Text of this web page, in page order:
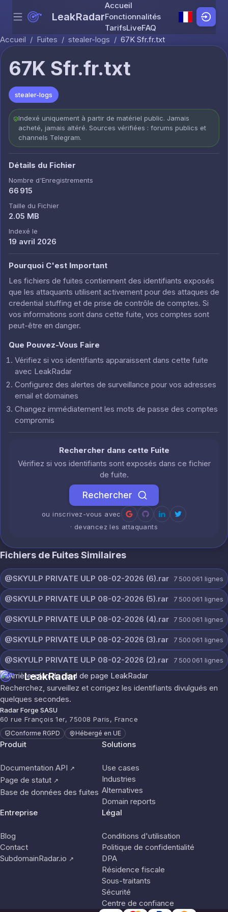
Skip to content
Menu LeakRadar
Accueil
Fonctionnalités
TarifsLiveFAQ
Accueil / Fuites / stealer-logs / 67K Sfr.fr.txt
67K Sfr.fr.txt
stealer-logs
Indexé uniquement à partir de matériel public. Jamais
acheté, jamais altéré. Sources vérifiées : forums publics et
channels Telegram.
Détails du Fichier
Nombre d'Enregistrements
66 915
Taille du Fichier
2.05 MB
Indexé le
19 avril 2026
Pourquoi C'est Important
Les fichiers de fuites contiennent des identifiants exposés
que les attaquants utilisent activement pour des attaques de
credential stuffing et de prise de contrôle de comptes. Si
vos informations sont dans cette fuite, vos comptes sont
peut-être en danger.
Que Pouvez-Vous Faire
Vérifiez si vos identifiants apparaissent dans cette fuite
avec LeakRadar
Configurez des alertes de surveillance pour vos adresses
email et domaines
Changez immédiatement les mots de passe des comptes
compromis
Rechercher dans cette Fuite
Vérifiez si vos identifiants sont exposés dans ce fichier
de fuite.
Rechercher
ou inscrivez-vous avec
· devancez les attaquants
Fichiers de Fuites Similaires
@SKYULP PRIVATE ULP 08-02-2026 (6).rar 7 500 061 lignes
@SKYULP PRIVATE ULP 08-02-2026 (5).rar 7 500 061 lignes
@SKYULP PRIVATE ULP 08-02-2026 (4).rar 7 500 061 lignes
@SKYULP PRIVATE ULP 08-02-2026 (3).rar 7 500 061 lignes
@SKYULP PRIVATE ULP 08-02-2026 (2).rar 7 500 061 lignes
LeakRadar
Recherchez, surveillez et corrigez les identifiants divulgués en
quelques secondes.
Radar Forge SASU
60 rue François 1er, 75008 Paris, France
Conforme RGPD Hébergé en UE
Produit
Documentation API ↗
Page de statut ↗
Base de données des fuites
Solutions
Use cases
Industries
Alternatives
Domain reports
Entreprise
Blog
Contact
SubdomainRadar.io ↗
Légal
Conditions d'utilisation
Politique de confidentialité
DPA
Résidence fiscale
Sous-traitants
Sécurité
Centre de confiance